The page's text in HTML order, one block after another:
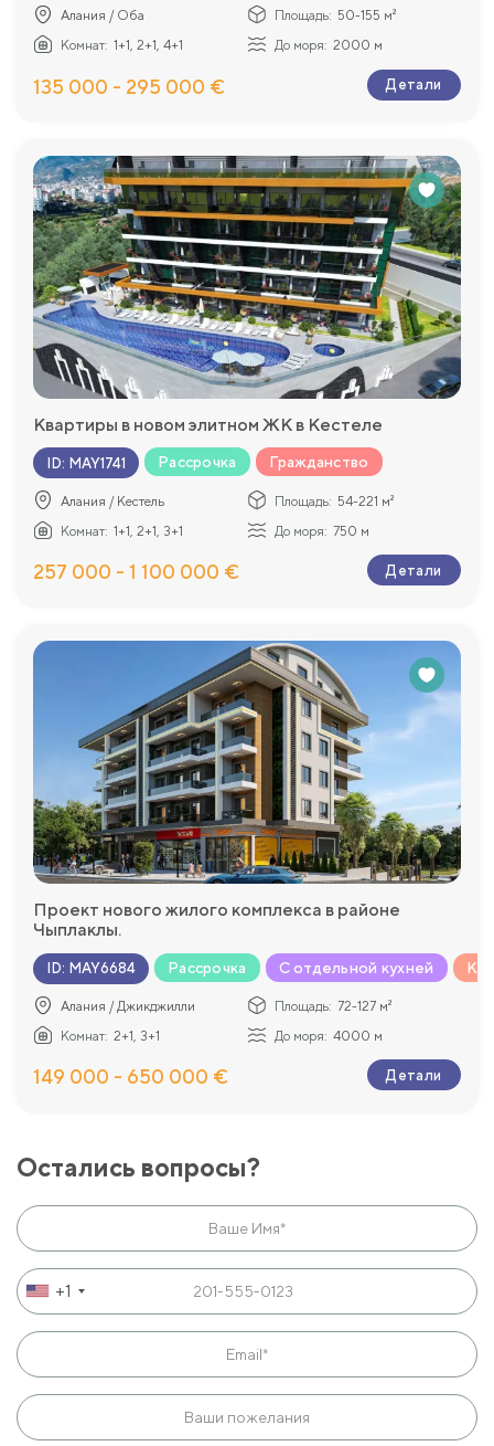
Алания / Оба Площадь: 50-155 м²
Комнат: 1+1, 2+1, 4+1 До моря: 2000 м
135 000 - 295 000 € Детали
Квартиры в новом элитном ЖК в Кестеле
ID: MAY1741 Рассрочка Гражданство
Алания / Кестель Площадь: 54-221 м²
Комнат: 1+1, 2+1, 3+1 До моря: 750 м
257 000 - 1 100 000 € Детали
Проект нового жилого комплекса в районе
Чыплаклы.
ID: MAY6684 Рассрочка С отдельной кухней
Алания / Джикджилли Площадь: 72-127 м²
Комнат: 2+1, 3+1 До моря: 4000 м
149 000 - 650 000 € Детали
Остались вопросы?
+1